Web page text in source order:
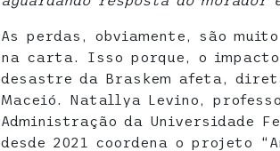
As perdas, obviamente, são
na carta. Isso porque, o
desastre da Braskem afeta,
Maceió. Natallya Levino,
Administração da Universidade
desde 2021 coordena o projeto